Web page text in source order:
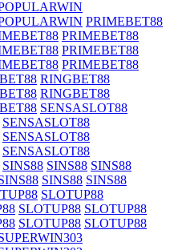
PRIMEBET88
PRIMEBET88
PRIMEBET88
PRIMEBET88
RINGBET88
RINGBET88
SENSASLOT88
SENSASLOT88
SENSASLOT88
SENSASLOT88
SINS88 SINS88 SINS88
SINS88 SINS88
SLOTUP88
SLOTUP88 SLOTUP88
SLOTUP88 SLOTUP88